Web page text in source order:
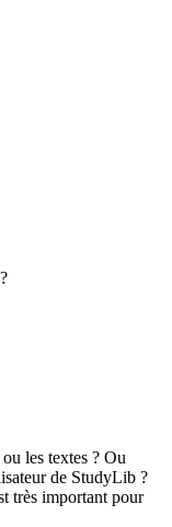
les textes ? Ou
de StudyLib ?
très important pour